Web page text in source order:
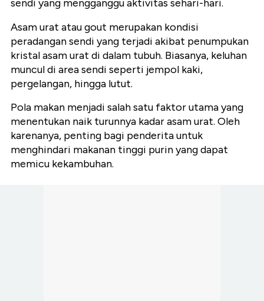
sendi yang mengganggu aktivitas sehari-hari.
Asam urat atau gout merupakan kondisi
peradangan sendi yang terjadi akibat penumpukan
kristal asam urat di dalam tubuh. Biasanya, keluhan
muncul di area sendi seperti jempol kaki,
pergelangan, hingga lutut.
Pola makan menjadi salah satu faktor utama yang
menentukan naik turunnya kadar asam urat. Oleh
karenanya, penting bagi penderita untuk
menghindari makanan tinggi purin yang dapat
memicu kekambuhan.